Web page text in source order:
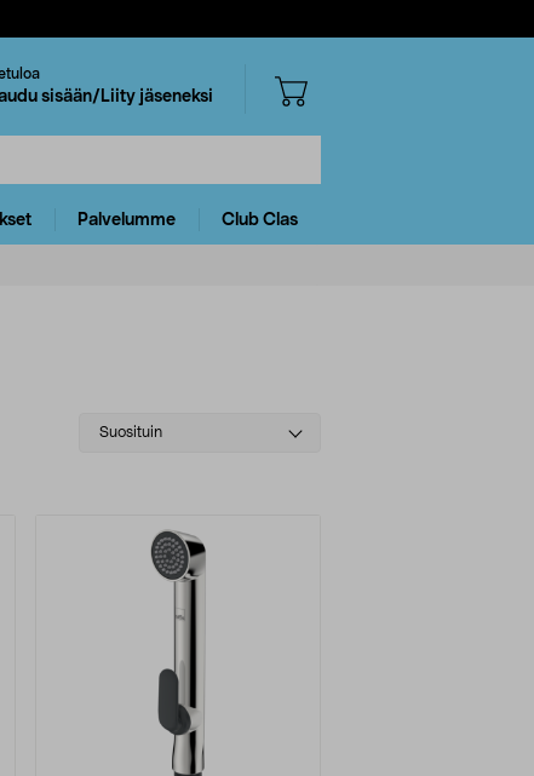
sisään/Liity jäseneksi
Palvelumme Club Clas
Select
Suosituin